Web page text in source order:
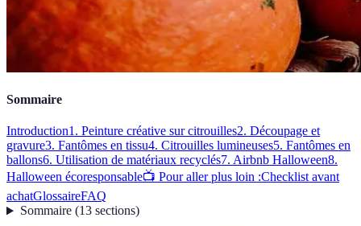
Sommaire
Introduction1. Peinture créative sur citrouilles2. Découpage et
gravure3. Fantômes en tissu4. Citrouilles lumineuses5. Fantômes en
ballons6. Utilisation de matériaux recyclés7. Airbnb Halloween8.
Halloween écoresponsable📺 Pour aller plus loin :Checklist avant
achatGlossaireFAQ
Sommaire(13 sections)